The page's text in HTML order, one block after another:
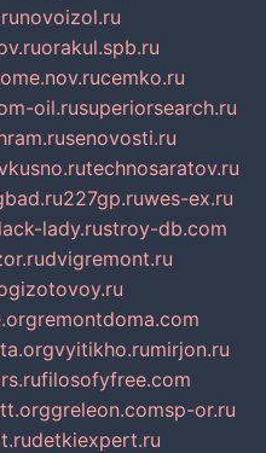
novoizol.ru
orakul.spb.ru
cemko.ru
oil.rusuperiorsearch.ru
senovosti.ru
technosaratov.ru
227gp.ruwes-ex.ru
lady.rustroy-db.com
dvigremont.ru
remontdoma.com
vyitikho.rumirjon.ru
filosofyfree.com
greleon.comsp-or.ru
detkiexpert.ru